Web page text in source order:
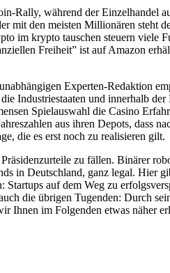
Rally, während der
mit den meisten Millionären
im krypto tauschen steuern
Freiheit” ist auf Amazon
Experten-Redaktion
Industriestaaten und innerhalb
Spielauswahl die Casino
aus ihren Depots, dass
die es erst noch zu realisieren gilt.
zu fällen. Binärer
in Deutschland, ganz legal. Hier
auf dem Weg zu
die übrigen Tugenden: Durch
Ihnen im Folgenden etwas